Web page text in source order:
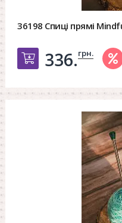
36198 Спиці прямі
Добавить в
336.грн.